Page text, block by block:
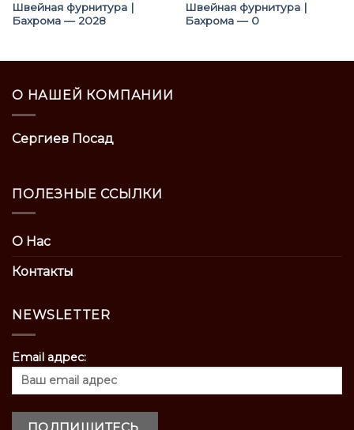
Швейная фурнитура |
Бахрома — 2028
Швейная фурнитура |
Бахрома — 0
О НАШЕЙ КОМПАНИИ
Сергиев Посад
ПОЛЕЗНЫЕ ССЫЛКИ
О Нас
Контакты
NEWSLETTER
Email адрес: